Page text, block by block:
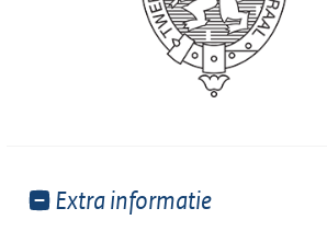
Toon
Extra informatie